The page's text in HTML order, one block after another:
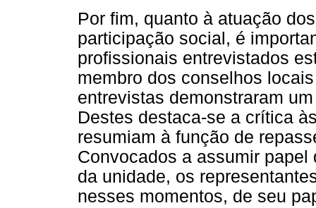
Por fim, quanto à atuação
participação social, é
profissionais entrevistados
membro dos conselhos
entrevistas demonstraram
Destes destaca-se a crítica
resumiam à função de
Convocados a assumir
da unidade, os
nesses momentos, de seu